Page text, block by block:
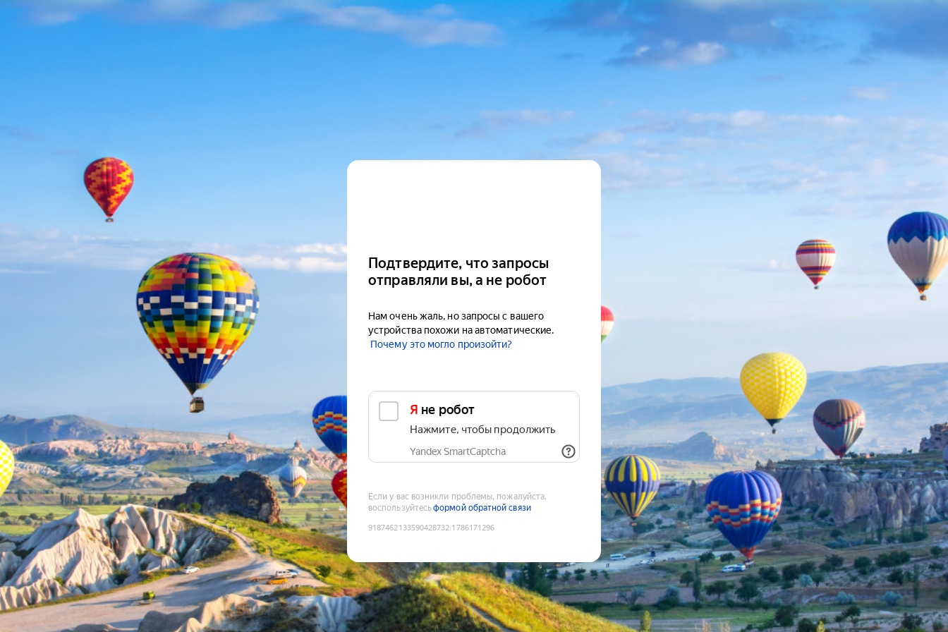
Подтвердите, что запросы
отправляли вы, а не робот
Нам очень жаль, но запросы с вашего
устройства похожи на автоматические.
Почему это могло произойти?
Я не робот
Нажмите, чтобы продолжить
Yandex SmartCaptcha
Если у вас возникли проблемы, пожалуйста,
воспользуйтесьформой обратной связи
9187462133590428732:1786171296